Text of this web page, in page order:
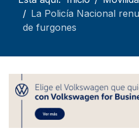
La Policía Nacional
de furgones